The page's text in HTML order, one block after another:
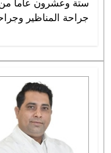
ستة وعشرون عاما من
جراحة المناظير